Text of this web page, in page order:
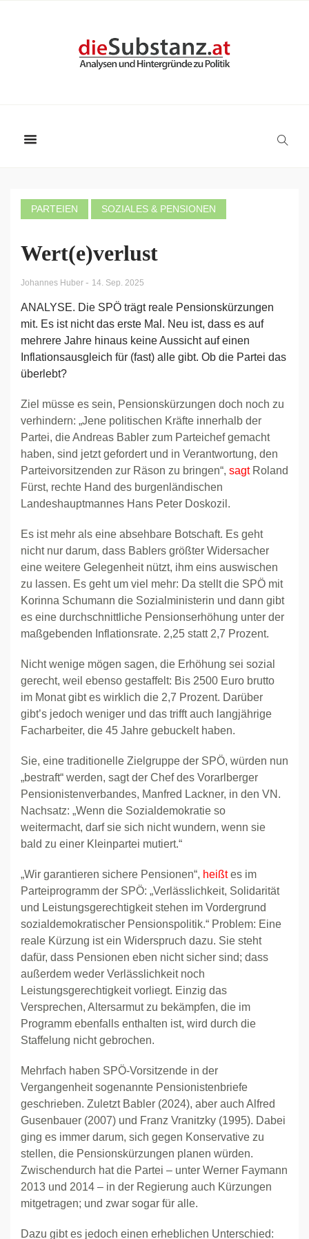
PARTEIEN SOZIALES & PENSIONEN
Wert(e)verlust
Johannes Huber - 14. Sep. 2025
ANALYSE. Die SPÖ trägt reale Pensionskürzungen
mit. Es ist nicht das erste Mal. Neu ist, dass es auf
mehrere Jahre hinaus keine Aussicht auf einen
Inflationsausgleich für (fast) alle gibt. Ob die Partei das
überlebt?
Ziel müsse es sein, Pensionskürzungen doch noch zu
verhindern: „Jene politischen Kräfte innerhalb der
Partei, die Andreas Babler zum Parteichef gemacht
haben, sind jetzt gefordert und in Verantwortung, den
Parteivorsitzenden zur Räson zu bringen“, sagtRoland
Fürst, rechte Hand des burgenländischen
Landeshauptmannes Hans Peter Doskozil.
Es ist mehr als eine absehbare Botschaft. Es geht
nicht nur darum, dass Bablers größter Widersacher
eine weitere Gelegenheit nützt, ihm eins auswischen
zu lassen. Es geht um viel mehr: Da stellt die SPÖ mit
Korinna Schumann die Sozialministerin und dann gibt
es eine durchschnittliche Pensionserhöhung unter der
maßgebenden Inflationsrate. 2,25 statt 2,7 Prozent.
Nicht wenige mögen sagen, die Erhöhung sei sozial
gerecht, weil ebenso gestaffelt: Bis 2500 Euro brutto
im Monat gibt es wirklich die 2,7 Prozent. Darüber
gibt’s jedoch weniger und das trifft auch langjährige
Facharbeiter, die 45 Jahre gebuckelt haben.
Sie, eine traditionelle Zielgruppe der SPÖ, würden nun
„bestraft“ werden, sagt der Chef des Vorarlberger
Pensionistenverbandes, Manfred Lackner, in den VN.
Nachsatz: „Wenn die Sozialdemokratie so
weitermacht, darf sie sich nicht wundern, wenn sie
bald zu einer Kleinpartei mutiert.“
„Wir garantieren sichere Pensionen“, heißtes im
Parteiprogramm der SPÖ: „Verlässlichkeit, Solidarität
und Leistungsgerechtigkeit stehen im Vordergrund
sozialdemokratischer Pensionspolitik.“ Problem: Eine
reale Kürzung ist ein Widerspruch dazu. Sie steht
dafür, dass Pensionen eben nicht sicher sind; dass
außerdem weder Verlässlichkeit noch
Leistungsgerechtigkeit vorliegt. Einzig das
Versprechen, Altersarmut zu bekämpfen, die im
Programm ebenfalls enthalten ist, wird durch die
Staffelung nicht gebrochen.
Mehrfach haben SPÖ-Vorsitzende in der
Vergangenheit sogenannte Pensionistenbriefe
geschrieben. Zuletzt Babler (2024), aber auch Alfred
Gusenbauer (2007) und Franz Vranitzky (1995). Dabei
ging es immer darum, sich gegen Konservative zu
stellen, die Pensionskürzungen planen würden.
Zwischendurch hat die Partei – unter Werner Faymann
2013 und 2014 – in der Regierung auch Kürzungen
mitgetragen; und zwar sogar für alle.
Dazu gibt es jedoch einen erheblichen Unterschied: